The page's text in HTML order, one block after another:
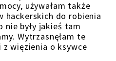
używałam także
hackerskich do robienia
nie były jakieś tam
Wytrzasnęłam te
więzienia o ksywce